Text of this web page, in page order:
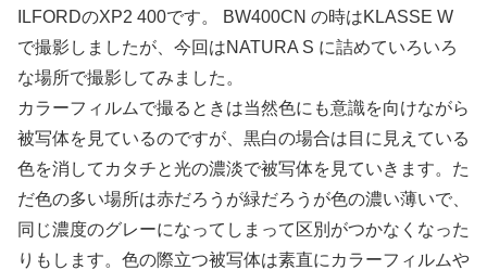
ILFORDのXP2 400です。 BW400CN の時はKLASSE W
で撮影しましたが、今回はNATURA S に詰めていろいろ
な場所で撮影してみました。
カラーフィルムで撮るときは当然色にも意識を向けながら
被写体を見ているのですが、黒白の場合は目に見えている
色を消してカタチと光の濃淡で被写体を見ていきます。た
だ色の多い場所は赤だろうが緑だろうが色の濃い薄いで、
同じ濃度のグレーになってしまって区別がつかなくなった
りもします。色の際立つ被写体は素直にカラーフィルムや